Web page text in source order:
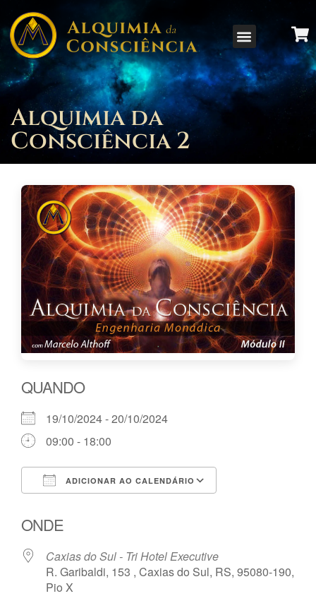
Alquimia da
Consciência 2
QUANDO
19/10/2024 - 20/10/2024
09:00 - 18:00
ADICIONAR AO CALENDÁRIO
ONDE
Caxias do Sul - Tri Hotel Executive
R. Garibaldi, 153 , Caxias do Sul, RS, 95080-190,
Pio X